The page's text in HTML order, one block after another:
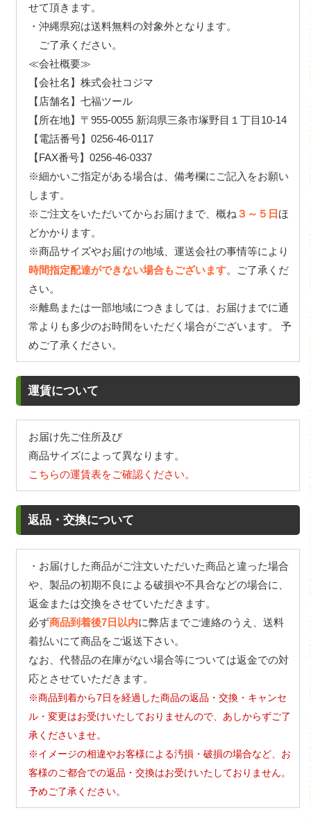
せて頂きます。
・沖縄県宛は送料無料の対象外となります。
ご了承ください。
≪会社概要≫
【会社名】株式会社コジマ
【店舗名】七福ツール
【所在地】〒955-0055 新潟県三条市塚野目１丁目10-14
【電話番号】0256-46-0117
【FAX番号】0256-46-0337
※細かいご指定がある場合は、備考欄にご記入をお願い
します。
※ご注文をいただいてからお届けまで、概ね ３～５日ほ
どかかります。
※商品サイズやお届けの地域、運送会社の事情等により
時間指定配達ができない場合もございます。ご了承くだ
さい。
※離島または一部地域につきましては、お届けまでに通
常よりも多少のお時間をいただく場合がございます。 予
めご了承ください。
運賃について
お届け先ご住所及び
商品サイズによって異なります。
こちらの運賃表をご確認ください。
返品・交換について
・お届けした商品がご注文いただいた商品と違った場合
や、製品の初期不良による破損や不具合などの場合に、
返金または交換をさせていただきます。
必ず商品到着後7日以内に弊店までご連絡のうえ、送料
着払いにて商品をご返送下さい。
なお、代替品の在庫がない場合等については返金での対
応とさせていただきます。
※商品到着から7日を経過した商品の返品・交換・キャンセ
ル・変更はお受けいたしておりませんので、あしからずご了
承くださいませ。
※イメージの相違やお客様による汚損・破損の場合など、お
客様のご都合での返品・交換はお受けいたしておりません。
予めご了承ください。